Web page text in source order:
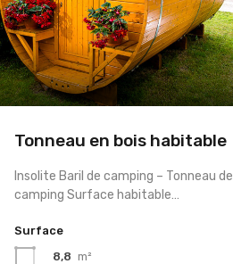
Tonneau en bois habitable
Insolite Baril de camping – Tonneau de
camping Surface habitable…
Surface
8,8 m²